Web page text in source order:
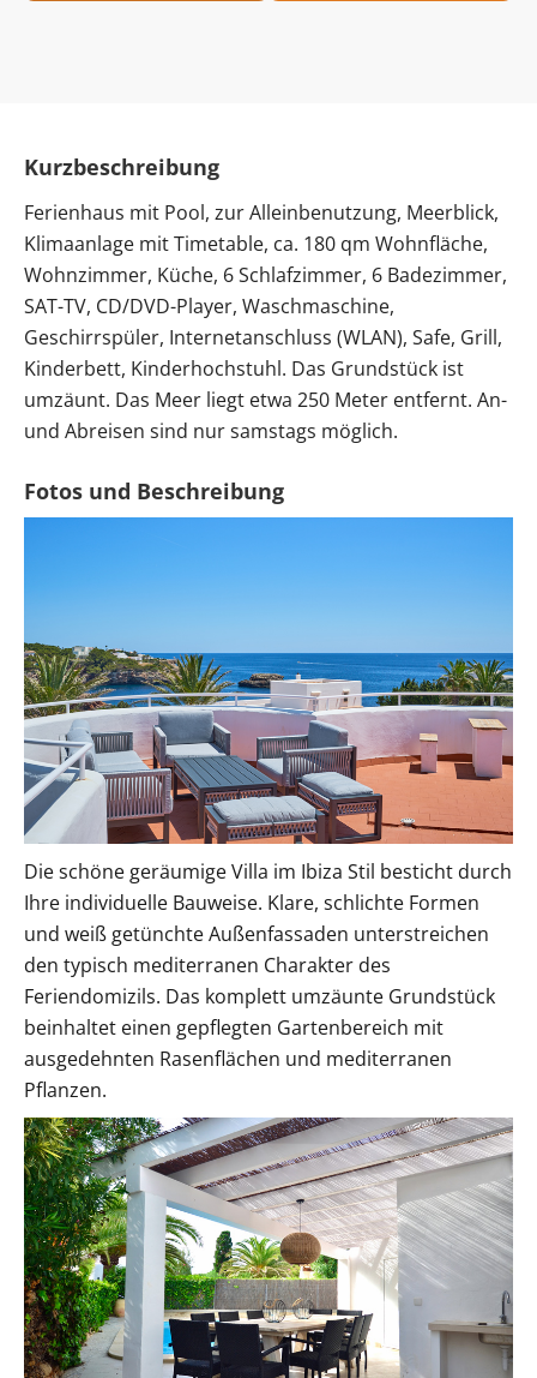
Kurzbeschreibung
Ferienhaus mit Pool, zur Alleinbenutzung, Meerblick,
Klimaanlage mit Timetable, ca. 180 qm Wohnfläche,
Wohnzimmer, Küche, 6 Schlafzimmer, 6 Badezimmer,
SAT-TV, CD/DVD-Player, Waschmaschine,
Geschirrspüler, Internetanschluss (WLAN), Safe, Grill,
Kinderbett, Kinderhochstuhl. Das Grundstück ist
umzäunt. Das Meer liegt etwa 250 Meter entfernt. An-
und Abreisen sind nur samstags möglich.
Die schöne geräumige Villa im Ibiza Stil besticht durch
Ihre individuelle Bauweise. Klare, schlichte Formen
und weiß getünchte Außenfassaden unterstreichen
den typisch mediterranen Charakter des
Feriendomizils. Das komplett umzäunte Grundstück
beinhaltet einen gepflegten Gartenbereich mit
ausgedehnten Rasenflächen und mediterranen
Pflanzen.